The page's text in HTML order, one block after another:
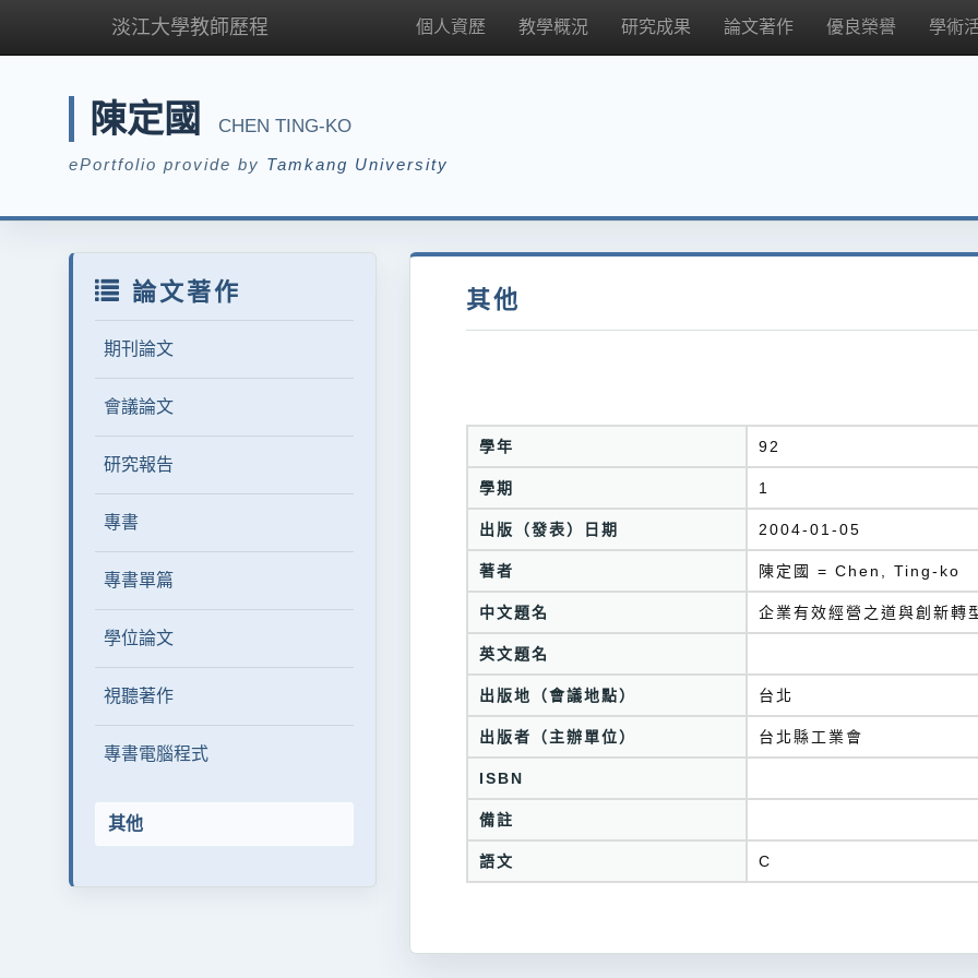
淡江大學教師歷程 個人資歷 教學概況 研究成果 論文著作 優良榮譽 學術
陳定國 CHEN TING-KO
ePortfolio provide by Tamkang University
論文著作
期刊論文
會議論文
研究報告
專書
專書單篇
學位論文
視聽著作
專書電腦程式
其他
其他
學年 92
學期 1
出版（發表）日期 2004-01-05
著者 陳定國 = Chen, Ting-ko
中文題名 企業有效經營之道與創新轉
英文題名
出版地（會議地點） 台北
出版者（主辦單位） 台北縣工業會
ISBN
備註
語文 C